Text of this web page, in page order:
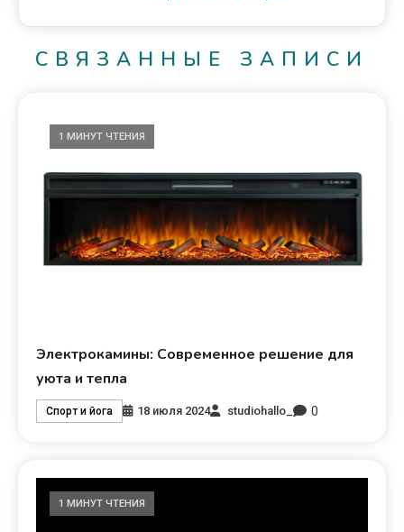
СВЯЗАННЫЕ ЗАПИСИ
1 МИНУТ ЧТЕНИЯ
Электрокамины: Современное решение для
уюта и тепла
Спорт и йога 18 июля 2024 studiohallo_ 0
1 МИНУТ ЧТЕНИЯ